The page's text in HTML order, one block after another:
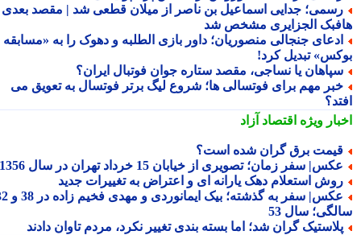
جدایی اسماعیل بن ناصر از میلان قطعی شد | مقصد بعدی
الجزایری مشخص شد
جنجالی منصوریان؛ داور بازی الطلبه و دهوک را به «مسابقه
تبدیل کرد!
یا نساجی، مقصد ستاره جوان فوتبال ایران؟
مهم برای فوتسالی ها؛ شروع لیگ برتر فوتسال به تعویق می
ویژهاقتصاد آزاد
برق گران شده است؟
سفر زمان؛ تصویری از خیابان 15 خرداد تهران در سال 1356
استعلام دهک یارانه ای و اعتراض به تغییرات جدید
عکس| سفر به گذشته؛ بیک ایمانوردی و مهدی فخیم زاده در 38 و 32
سال 53
گران شد؛ اما بسته بندی تغییر نکرد، مردم تاوان دادند